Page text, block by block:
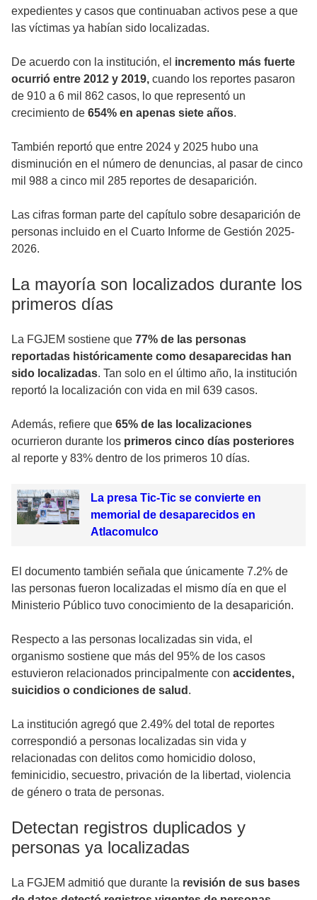
expedientes y casos que continuaban activos pese a que
las víctimas ya habían sido localizadas.
De acuerdo con la institución, el incremento más fuerte
ocurrió entre 2012 y 2019, cuando los reportes pasaron
de 910 a 6 mil 862 casos, lo que representó un
crecimiento de 654% en apenas siete años.
También reportó que entre 2024 y 2025 hubo una
disminución en el número de denuncias, al pasar de cinco
mil 988 a cinco mil 285 reportes de desaparición.
Las cifras forman parte del capítulo sobre desaparición de
personas incluido en el Cuarto Informe de Gestión 2025-
2026.
La mayoría son localizados durante los
primeros días
La FGJEM sostiene que 77% de las personas
reportadas históricamente como desaparecidas han
sido localizadas. Tan solo en el último año, la institución
reportó la localización con vida en mil 639 casos.
Además, refiere que 65% de las localizaciones
ocurrieron durante los primeros cinco días posteriores
al reporte y 83% dentro de los primeros 10 días.
La presa Tic-Tic se convierte en
memorial de desaparecidos en
Atlacomulco
El documento también señala que únicamente 7.2% de
las personas fueron localizadas el mismo día en que el
Ministerio Público tuvo conocimiento de la desaparición.
Respecto a las personas localizadas sin vida, el
organismo sostiene que más del 95% de los casos
estuvieron relacionados principalmente con accidentes,
suicidios o condiciones de salud .
La institución agregó que 2.49% del total de reportes
correspondió a personas localizadas sin vida y
relacionadas con delitos como homicidio doloso,
feminicidio, secuestro, privación de la libertad, violencia
de género o trata de personas.
Detectan registros duplicados y
personas ya localizadas
La FGJEM admitió que durante la revisión de sus bases